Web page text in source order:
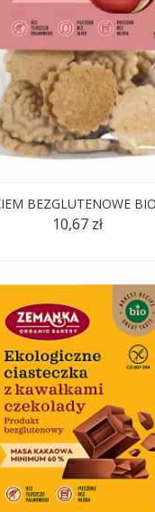
BEZGLUTENOWE
10,67 zł